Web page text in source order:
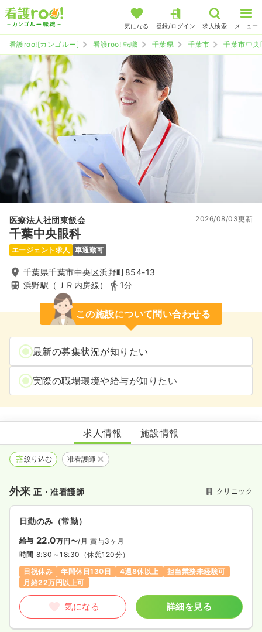
気になる 登録/ログイン 求人検索 メニュー
看護roo![カンゴルー] 看護roo! 転職 千葉県 千葉市 千葉市中央
医療法人社団東飯会
千葉中央眼科
2026/08/03更新
エージェント求人 車通勤可
千葉県千葉市中央区浜野町854-13
浜野駅（ＪＲ内房線）
1分
この施設について問い合わせる
最新の募集状況が知りたい
実際の職場環境や給与が知りたい
千葉中央眼科
求人情報 施設情報
絞り込む 准看護師
外来正・准看護師 クリニック
日勤のみ（常勤）
給与 22.0万円〜/月 賞与3ヶ月
時間 8:30～18:30 （休憩120分）
日祝休み
年間休日130日 4週8休以上
担当業務未経験可
月給22万円以上可
気になる 詳細を見る